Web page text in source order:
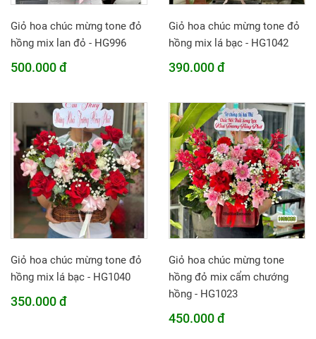
Giỏ hoa chúc mừng tone đỏ
hồng mix lan đỏ - HG996
500.000 đ
Giỏ hoa chúc mừng tone đỏ
hồng mix lá bạc - HG1042
390.000 đ
Giỏ hoa chúc mừng tone đỏ
hồng mix lá bạc - HG1040
350.000 đ
Giỏ hoa chúc mừng tone
hồng đỏ mix cẩm chướng
hồng - HG1023
450.000 đ